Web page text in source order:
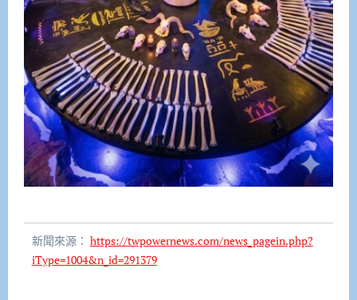
新聞來源： https://twpowernews.com/news_pagein.php?
iType=1004&n_id=291379